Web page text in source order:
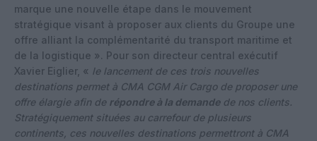
marque une nouvelle étape dans le mouvement
stratégique visant à proposer aux clients du Groupe une
offre alliant la complémentarité du transport maritime et
de la logistique ». Pour son directeur central exécutif
Xavier Eiglier, « le lancement de ces trois nouvelles
destinations permet à CMA CGM Air Cargo de proposer une
offre élargie afin de répondre à la demandede nos clients.
Stratégiquement situées au carrefour de plusieurs
continents, ces nouvelles destinations permettront à CMA